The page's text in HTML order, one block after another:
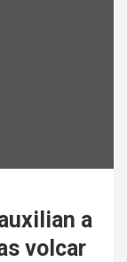
a
volcar